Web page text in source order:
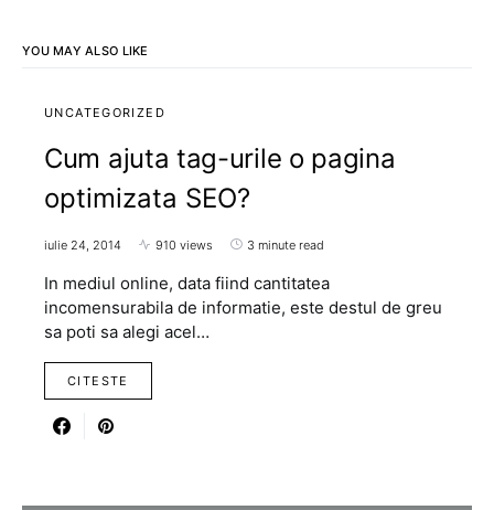
YOU MAY ALSO LIKE
UNCATEGORIZED
Cum ajuta tag-urile o pagina
optimizata SEO?
iulie 24, 2014 910 views 3 minute read
In mediul online, data fiind cantitatea
incomensurabila de informatie, este destul de greu
sa poti sa alegi acel…
CITESTE